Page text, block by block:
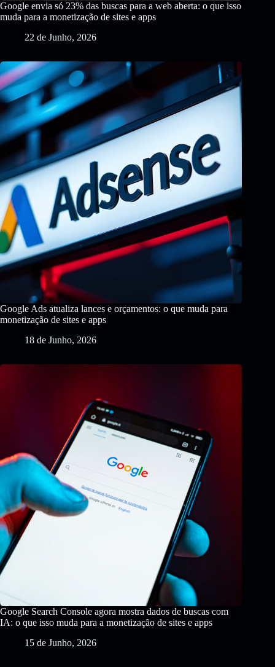
Google envia só 23% das buscas para a web aberta: o que isso
muda para a monetização de sites e apps
22 de Junho, 2026
Google Ads atualiza lances e orçamentos: o que muda para
monetização de sites e apps
18 de Junho, 2026
Google Search Console agora mostra dados de buscas com
IA: o que isso muda para a monetização de sites e apps
15 de Junho, 2026